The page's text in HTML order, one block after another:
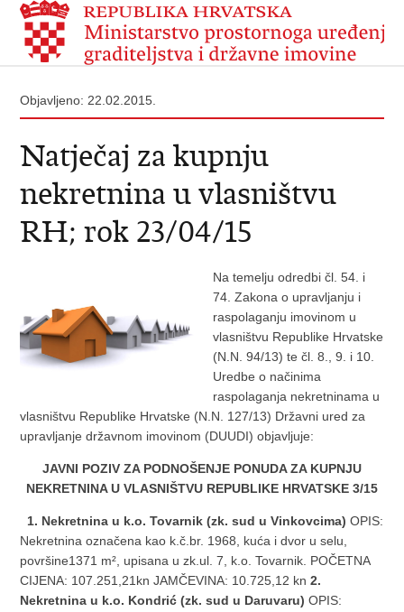
Objavljeno: 22.02.2015.
Natječaj za kupnju
nekretnina u vlasništvu
RH; rok 23/04/15
Na temelju odredbi čl. 54. i
74. Zakona o upravljanju i
raspolaganju imovinom u
vlasništvu Republike Hrvatske
(N.N. 94/13) te čl. 8., 9. i 10.
Uredbe o načinima
raspolaganja nekretninama u
vlasništvu Republike Hrvatske (N.N. 127/13) Državni ured za
upravljanje državnom imovinom (DUUDI) objavljuje:
JAVNI POZIV ZA PODNOŠENJE PONUDA ZA KUPNJU
NEKRETNINA U VLASNIŠTVU REPUBLIKE HRVATSKE 3/15
1. Nekretnina u k.o. Tovarnik (zk. sud u Vinkovcima) OPIS:
Nekretnina označena kao k.č.br. 1968, kuća i dvor u selu,
površine1371 m², upisana u zk.ul. 7, k.o. Tovarnik. POČETNA
CIJENA: 107.251,21kn JAMČEVINA: 10.725,12 kn2.
Nekretnina u k.o. Kondrić (zk. sud u Daruvaru) OPIS: